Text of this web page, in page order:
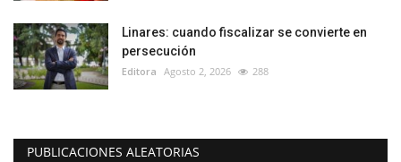
Linares: cuando fiscalizar se convierte en
persecución
Editora Agosto 2, 2026 288
PUBLICACIONES ALEATORIAS